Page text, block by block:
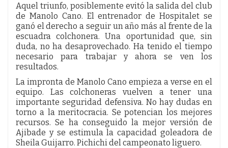
Aquel triunfo, posiblemente evitó la salida del club
de Manolo Cano. El entrenador de Hospitalet se
ganó el derecho a seguir un año más al frente de la
escuadra colchonera. Una oportunidad que, sin
duda, no ha desaprovechado. Ha tenido el tiempo
necesario para trabajar y ahora se ven los
resultados.
La impronta de Manolo Cano empieza a verse en el
equipo. Las colchoneras vuelven a tener una
importante seguridad defensiva. No hay dudas en
torno a la meritocracia. Se potencian los mejores
recursos. Se ha conseguido la mejor versión de
Ajibade y se estimula la capacidad goleadora de
Sheila Guijarro. Pichichi del campeonato liguero.